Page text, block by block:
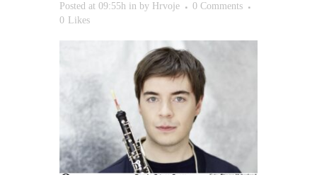
Posted at 09:55h in by Hrvoje
0 Comments
0 Likes